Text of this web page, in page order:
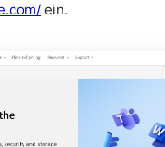
ein.